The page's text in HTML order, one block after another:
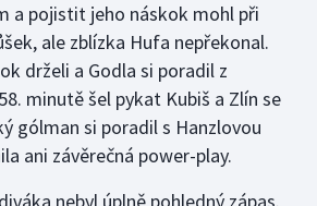
a pojistit jeho náskok mohl při
ale zblízka Hufa nepřekonal.
drželi a Godla si poradil z
minutě šel pykat Kubiš a Zlín se
gólman si poradil s Hanzlovou
ani závěrečná power-play.